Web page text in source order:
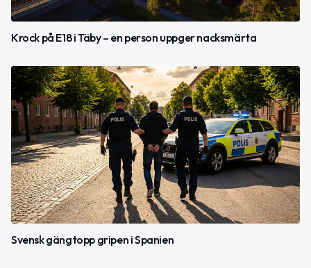
Krock på E18 i Täby – en person uppger nacksmärta
Svensk gängtopp gripen i Spanien